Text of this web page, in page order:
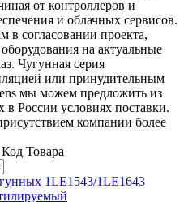
от контроллеров и
и облачных сервисов.
согласовании проекта,
на актуальные
Чугунная серия
или принудительным
мы можем предложить из
России условиях поставки.
компании более
Код Товара